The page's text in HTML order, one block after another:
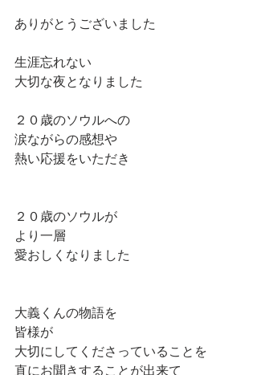
ありがとうございました
生涯忘れない
大切な夜となりました
２０歳のソウルへの
涙ながらの感想や
熱い応援をいただき
２０歳のソウルが
より一層
愛おしくなりました
大義くんの物語を
皆様が
大切にしてくださっていることを
直にお聞きすることが出来て